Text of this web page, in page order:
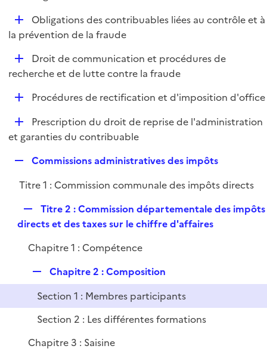
l
i
e
r
l
r
D
é
i
Obligations des contribuables liées au contrôle et à
la prévention de la fraude
D
é
r
Droit de communication et procédures de
recherche et de lutte contre la fraude
D
l
r
Procédures de rectification et d'imposition d'office
D
é
i
e
r
Prescription du droit de reprise de l'administration
et garanties du contribuable
p
i
e
r
Commissions administratives des impôts
Titre 1 : Commission communale des impôts directs
e
l
r
Titre 2 : Commission départementale des impôts
directs et des taxes sur le chiffre d'affaires
Chapitre 1 : Compétence
e
p
e
Chapitre 2 : Composition
Section 1 : Membres participants
Section 2 : Les différentes formations
Chapitre 3 : Saisine